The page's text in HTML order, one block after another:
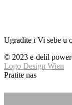
Ugradite i Vi sebe u
© 2023 e-delil
Logo Design Wien
Pratite nas